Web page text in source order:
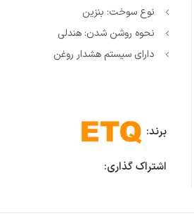
نوع سوخت: بنزین
نحوه روشن شدن: هندلی
دارای سیستم هشدار روغن
برند:
اشتراک گذاری: